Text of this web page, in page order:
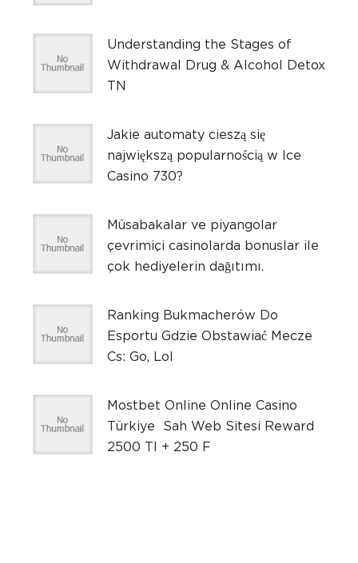
Understanding the Stages of
Withdrawal Drug & Alcohol Detox
TN
Jakie automaty cieszą się
największą popularnością w Ice
Casino 730?
Müsabakalar ve piyangolar
çevrimiçi casinolarda bonuslar ile
çok hediyelerin dağıtımı.
Ranking Bukmacherów Do
Esportu Gdzie Obstawiać Mecze
Cs: Go, Lol
Mostbet Online Online Casino
Türkiye ️ Sah Web Sitesi Reward
2500 Tl + 250 F